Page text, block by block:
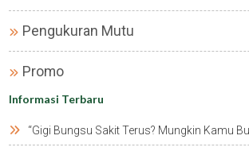
Pengukuran Mutu
Promo
Informasi Terbaru
“gigi Bungsu Sakit Terus? Mungkin Kamu